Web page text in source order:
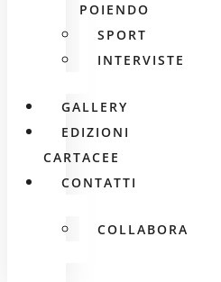
POIENDO
SPORT
INTERVISTE
GALLERY
EDIZIONI
CARTACEE
CONTATTI
COLLABORA